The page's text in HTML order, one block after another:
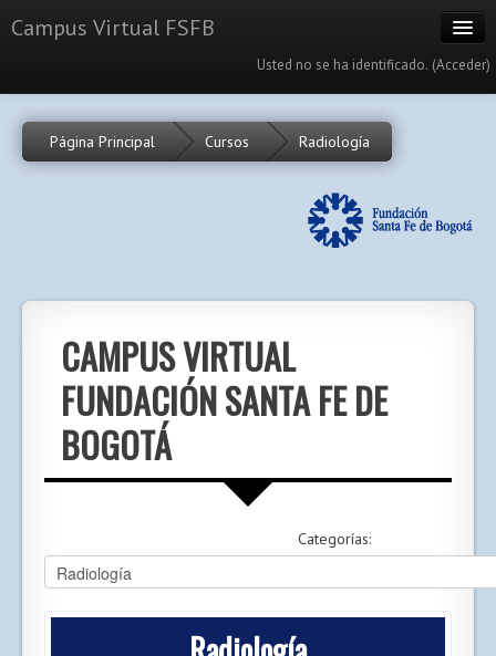
Campus Virtual FSFB
Usted no se ha identificado. (Acceder)
Calendario
Página Principal Cursos Radiología
CAMPUS VIRTUAL
FUNDACIÓN SANTA FE DE
BOGOTÁ
Categorías: